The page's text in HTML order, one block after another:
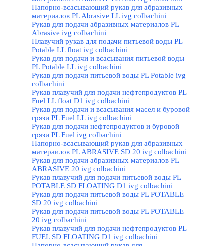
Напорно-всасывающий рукав для абразивных
материалов PL Abrasive LL ivg colbachini
Рукав для подачи абразивных материалов PL
Abrasive ivg colbachini
Плавучий рукав для подачи питьевой воды PL
Potable LL float ivg colbachini
Рукав для подачи и всасывания питьевой воды
PL Potable LL ivg colbachini
Рукав для подачи питьевой воды PL Potable ivg
colbachini
Рукав плавучий для подачи нефтепродуктов PL
Fuel LL float D1 ivg colbachini
Рукав для подачи и всасывания масел и буровой
грязи PL Fuel LL ivg colbachini
Рукав для подачи нефтепродуктов и буровой
грязи PL Fuel ivg colbachini
Напорно-всасывающий рукав для абразивных
матераилов PL ABRASIVE SD 20 ivg colbachini
Рукав для подачи абразивных материалов PL
ABRASIVE 20 ivg colbachini
Рукав плавучий для подачи питьевой воды PL
POTABLE SD FLOATING D1 ivg colbachini
Рукав для подачи питьевой воды PL POTABLE
SD 20 ivg colbachini
Рукав для подачи питьевой воды PL POTABLE
20 ivg colbachini
Рукав плавучий для подачи нефтепродуктов PL
FUEL SD FLOATING D1 ivg colbachini